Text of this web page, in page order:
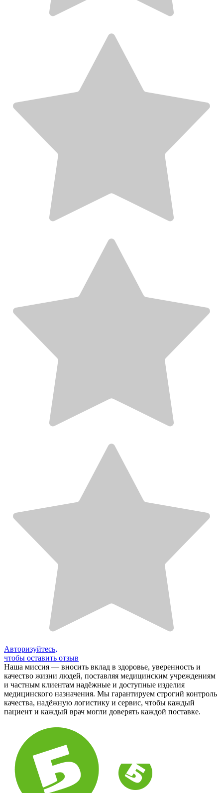
Авторизуйтесь,
чтобы оставить отзыв
Наша миссия — вносить вклад в здоровье, уверенность и
качество жизни людей, поставляя медицинским учреждениям
и частным клиентам надёжные и доступные изделия
медицинского назначения. Мы гарантируем строгий контроль
качества, надёжную логистику и сервис, чтобы каждый
пациент и каждый врач могли доверять каждой поставке.